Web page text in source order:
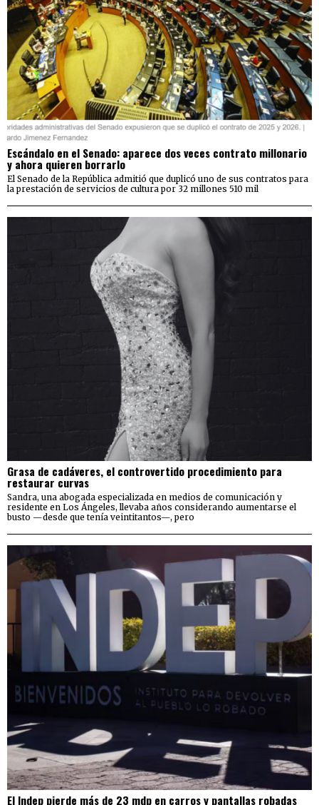
Escándalo en el Senado: aparece dos veces contrato millonario
y ahora quieren borrarlo
El Senado de la República admitió que duplicó uno de sus contratos para
la prestación de servicios de cultura por 32 millones 510 mil
Grasa de cadáveres, el controvertido procedimiento para
restaurar curvas
Sandra, una abogada especializada en medios de comunicación y
residente en Los Ángeles, llevaba años considerando aumentarse el
busto —desde que tenía veintitantos—, pero
El Indep pierde más de 23 mdp en carros y pantallas robadas